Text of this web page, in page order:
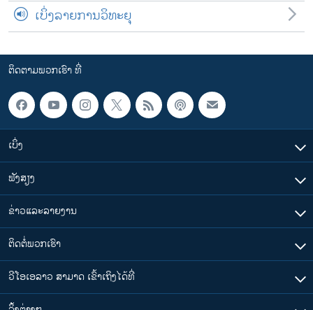
ເບິ່ງລາຍການວິທະຍຸ
ຕິດຕາມພວກເຮົາ ທີ່
ເບິ່ງ
ຟັງສຽງ
ຂ່າວແລະລາຍງານ
ຕິດຕໍ່ພວກເຮົາ
ວີໂອເອລາວ ສາມາດ ເຂົ້າເຖິງໄດ້ທີ່